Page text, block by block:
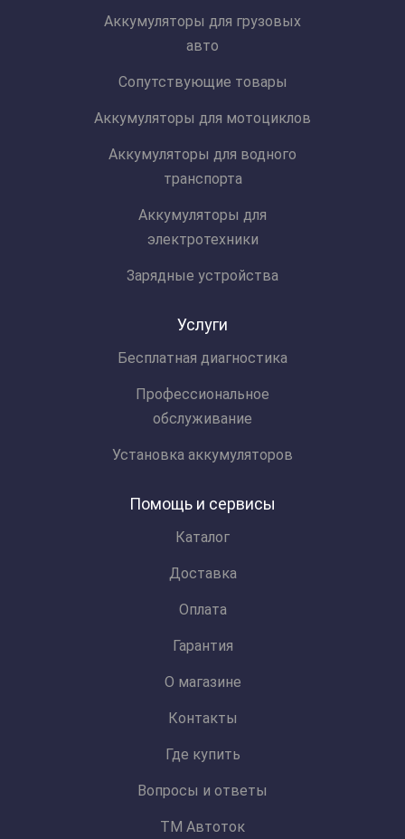
Аккумуляторы для грузовых
авто
Сопутствующие товары
Аккумуляторы для мотоциклов
Аккумуляторы для водного
транспорта
Аккумуляторы для
электротехники
Зарядные устройства
Услуги
Бесплатная диагностика
Профессиональное
обслуживание
Установка аккумуляторов
Помощь и сервисы
Каталог
Доставка
Оплата
Гарантия
О магазине
Контакты
Где купить
Вопросы и ответы
ТМ Автоток